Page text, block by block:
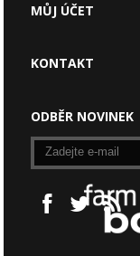
MŮJ ÚČET
KONTAKT
ODBĚR NOVINEK